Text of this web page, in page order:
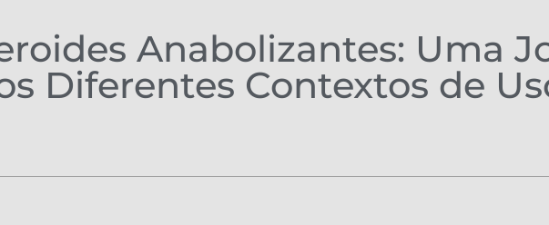
Anabolizantes: Uma
Diferentes Contextos de